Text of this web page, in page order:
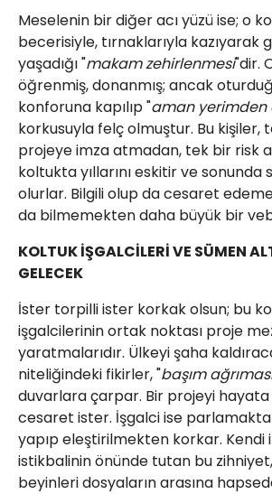
​Meselenin bir diğer acı yüzü ise; o
becerisiyle, tırnaklarıyla kazıyarak
yaşadığı "makam zehirlenmesi"dir.
öğrenmiş, donanmış; ancak
konforuna kapılıp "aman yerimden
korkusuyla felç olmuştur. Bu kişiler,
projeye imza atmadan, tek bir risk
koltukta yıllarını eskitir ve sonunda
olurlar. Bilgili olup da cesaret
da bilmemekten daha büyük bir
​KOLTUK İŞGALCİLERİ VE SÜMEN
GELECEK
​İster torpilli ister korkak olsun; bu
işgalcilerinin ortak noktası proje
yaratmalarıdır. Ülkeyi şaha
niteliğindeki fikirler, "başım
duvarlara çarpar. Bir projeyi
cesaret ister. İşgalci ise
yapıp eleştirilmekten korkar. Kendi
istikbalinin önünde tutan bu
beyinleri dosyaların arasına